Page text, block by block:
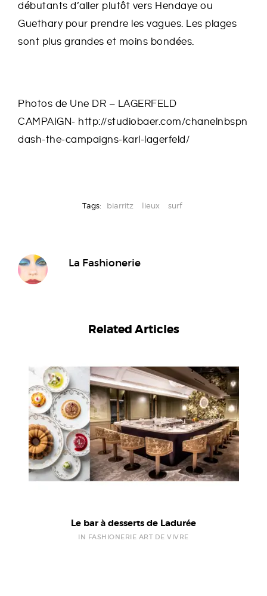
débutants d’aller plutôt vers Hendaye ou
Guethary pour prendre les vagues. Les plages
sont plus grandes et moins bondées.
Photos de Une DR – LAGERFELD
CAMPAIGN- http://studiobaer.com/chanelnbspn
dash-the-campaigns-karl-lagerfeld/
Tags: biarritz lieux surf
La Fashionerie
Related Articles
Le bar à desserts de Ladurée
IN FASHIONERIE ART DE VIVRE